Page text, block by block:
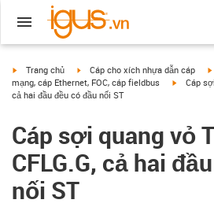
igus-icon-arrow-right
Trang chủ igus-icon-arrow-right
Cáp cho xích nhựa dẫn cáp
mạng, cáp Ethernet, FOC, cáp fieldbus
igus-
Cáp
cả hai đầu đều có đầu nối ST
Cáp sợi quang vỏ
CFLG.G, cả hai
nối ST